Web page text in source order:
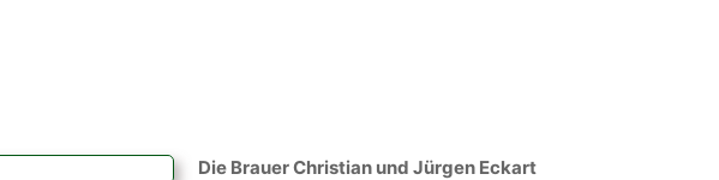
Die Brauer Christian und Jürgen Eckart